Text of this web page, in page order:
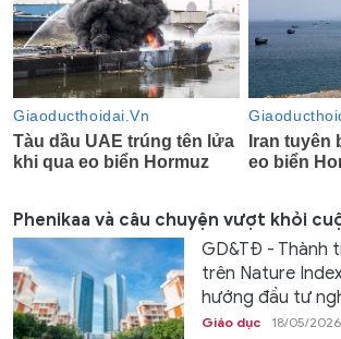
Phenikaa và câu chuyện vượt khỏi
GD&TĐ - Thành
trên Nature
hướng đầu tư
Giáo dục 18/05/